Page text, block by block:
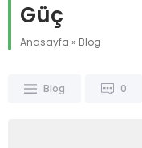
Güç
Anasayfa » Blog
Blog 0